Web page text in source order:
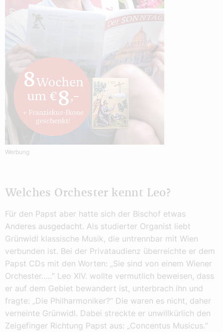
Werbung
Welches Orchester kennt Leo?
Für den Papst aber hatte sich der Bischof etwas
Anderes ausgedacht. Als studierter Organist liebt
Grünwidl klassische Musik, die untrennbar mit Wien
verbunden ist. Bei der Privataudienz überreichte er dem
Papst CDs mit den Worten: „Sie sind von einem Wiener
Orchester…..“ Leo XIV. wollte vermutlich beweisen, dass
er auf dem Gebiet bewandert ist, unterbrach ihn und
fragte: „Die Philharmoniker?“ Die waren es nicht, daher
verneinte Grünwidl. Dabei streckte er unwillkürlich den
Zeigefinger Richtung Papst aus: „Concentus Musicus.“